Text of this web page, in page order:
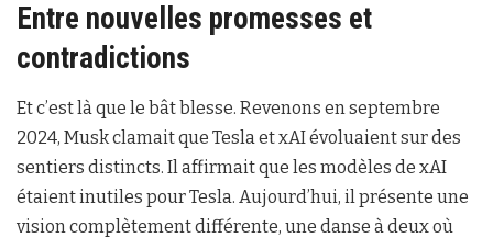
Entre nouvelles promesses et
contradictions
Et c’est là que le bât blesse. Revenons en septembre
2024, Musk clamait que Tesla et xAI évoluaient sur des
sentiers distincts. Il affirmait que les modèles de xAI
étaient inutiles pour Tesla. Aujourd’hui, il présente une
vision complètement différente, une danse à deux où